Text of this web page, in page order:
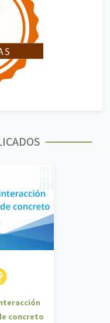
concreto